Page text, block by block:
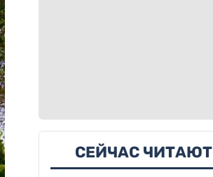
СЕЙЧАС ЧИТАЮТ